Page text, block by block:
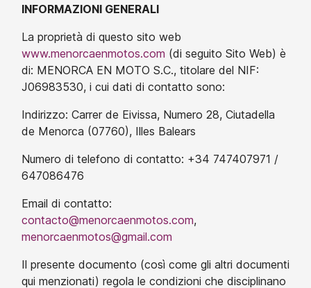
INFORMAZIONI GENERALI
La proprietà di questo sito web
www.menorcaenmotos.com (di seguito Sito Web) è
di: MENORCA EN MOTO S.C., titolare del NIF:
J06983530, i cui dati di contatto sono:
Indirizzo: Carrer de Eivissa, Numero 28, Ciutadella
de Menorca (07760), Illes Balears
Numero di telefono di contatto: +34 747407971 /
647086476
Email di contatto:
contacto@menorcaenmotos.com,
menorcaenmotos@gmail.com
Il presente documento (così come gli altri documenti
qui menzionati) regola le condizioni che disciplinano